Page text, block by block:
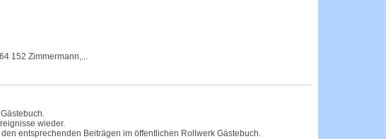
152Zimmermann,...
wieder.
entsprechenden Beiträgen im öffentlichen Rollwerk Gästebuch.